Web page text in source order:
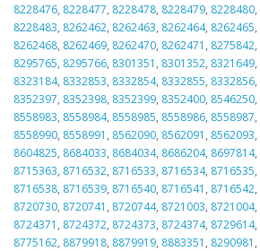
8228476, 8228477, 8228478, 8228479, 8228480,
8228483, 8262462, 8262463, 8262464, 8262465,
8262468, 8262469, 8262470, 8262471 , 8275842,
8295765, 8295766, 8301351 , 8301352, 8321649,
8323184, 8332853, 8332854, 8332855, 8332856,
8352397, 8352398, 8352399, 8352400, 8546250,
8558983, 8558984, 8558985, 8558986, 8558987,
8558990, 8558991 , 8562090, 8562091 , 8562093,
8604825, 8684033, 8684034, 8686204, 8697814,
8715363, 8716532, 8716533, 8716534, 8716535,
8716538, 8716539, 8716540, 8716541 , 8716542,
8720730, 8720741 , 8720744, 8721003, 8721004,
8724371 , 8724372, 8724373, 8724374, 8729614,
8775162, 8879918, 8879919, 8883351 , 8290981 ,